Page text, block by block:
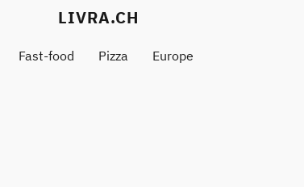
LIVRA.CH
Fast-food Pizza Europe